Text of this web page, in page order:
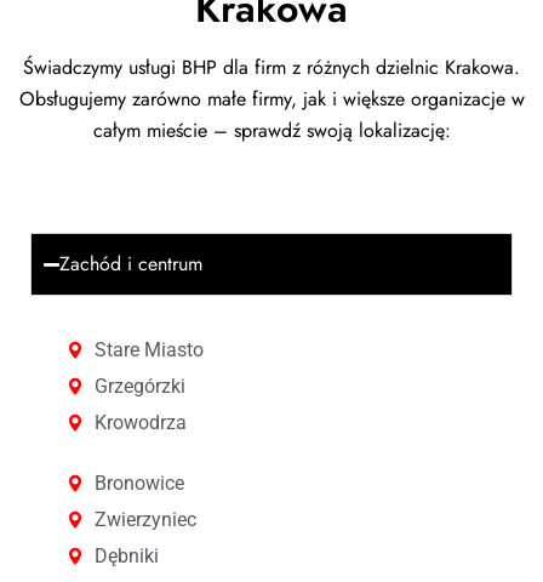
Świadczymy usługi BHP dla firm z różnych dzielnic Krakowa.
Obsługujemy zarówno małe firmy, jak i większe organizacje w
całym mieście – sprawdź swoją lokalizację:
Zachód i centrum
Stare Miasto
Grzegórzki
Krowodrza
Bronowice
Zwierzyniec
Dębniki